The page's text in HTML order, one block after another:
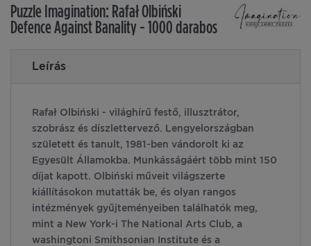
Puzzle Imagination: Rafał Olbiński
Defence Against Banality - 1000 darabos
Leírás
Rafał Olbiński - világhírű festő, illusztrátor,
szobrász és díszlettervező. Lengyelországban
született és tanult, 1981-ben vándorolt ki az
Egyesült Államokba. Munkásságáért több mint 150
díjat kapott. Olbiński műveit világszerte
kiállításokon mutatták be, és olyan rangos
intézmények gyűjteményeiben találhatók meg,
mint a New York-i The National Arts Club, a
washingtoni Smithsonian Institute és a